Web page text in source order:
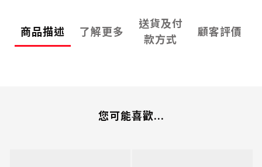
商品描述 了解更多
送貨及付
款方式
顧客評價
您可能喜歡...